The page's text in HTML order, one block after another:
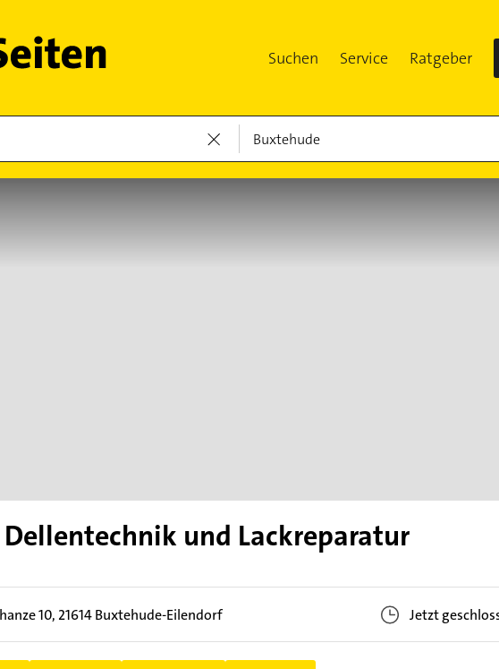
Suchen Service Ratgeber
und Lackreparatur
10, 21614Buxtehude-Eilendorf Jetzt